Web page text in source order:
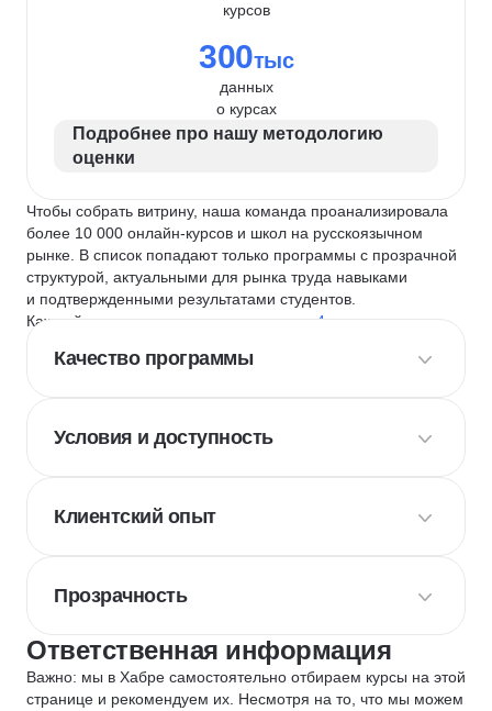
курсов
300тыс
данных
о курсах
Подробнее про нашу методологию
оценки
Чтобы собрать витрину, наша команда проанализировала
более 10 000 онлайн-курсов и школ на русскоязычном
рынке. В список попадают только программы с прозрачной
структурой, актуальными для рынка труда навыками
и подтвержденными результатами студентов.
Каждый курс и школу мы оцениваем по
4 критериям
Качество программы
Условия и доступность
Клиентский опыт
Прозрачность
Ответственная информация
Важно: мы в Хабре самостоятельно отбираем курсы на этой
странице и рекомендуем их. Несмотря на то, что мы можем